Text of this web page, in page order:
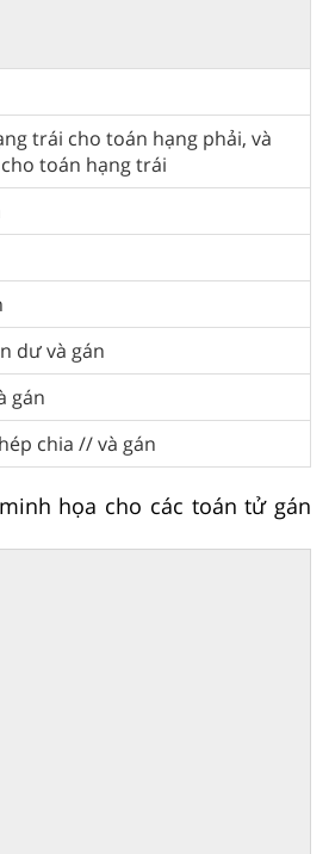
trái cho toán hạng phải, và
toán hạng trái
dư và gán
gán
chia // và gán
họa cho các toán tử gán